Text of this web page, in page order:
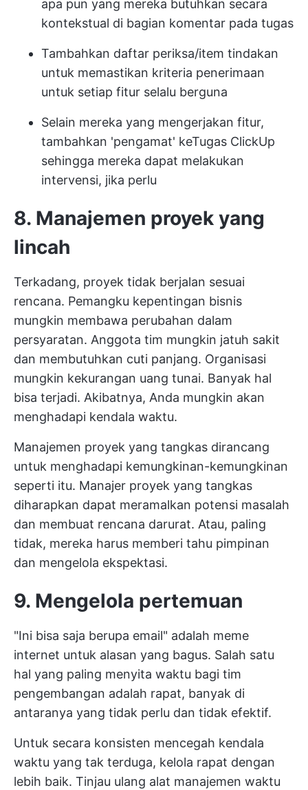
apa pun yang mereka butuhkan secara
kontekstual di bagian komentar pada tugas
Tambahkan daftar periksa/item tindakan
untuk memastikan kriteria penerimaan
untuk setiap fitur selalu berguna
Selain mereka yang mengerjakan fitur,
tambahkan 'pengamat' keTugas ClickUp
sehingga mereka dapat melakukan
intervensi, jika perlu
8. Manajemen proyek yang
lincah
Terkadang, proyek tidak berjalan sesuai
rencana. Pemangku kepentingan bisnis
mungkin membawa perubahan dalam
persyaratan. Anggota tim mungkin jatuh sakit
dan membutuhkan cuti panjang. Organisasi
mungkin kekurangan uang tunai. Banyak hal
bisa terjadi. Akibatnya, Anda mungkin akan
menghadapi kendala waktu.
Manajemen proyek yang tangkas dirancang
untuk menghadapi kemungkinan-kemungkinan
seperti itu. Manajer proyek yang tangkas
diharapkan dapat meramalkan potensi masalah
dan membuat rencana darurat. Atau, paling
tidak, mereka harus memberi tahu pimpinan
dan mengelola ekspektasi.
9. Mengelola pertemuan
"Ini bisa saja berupa email" adalah meme
internet untuk alasan yang bagus. Salah satu
hal yang paling menyita waktu bagi tim
pengembangan adalah rapat, banyak di
antaranya yang tidak perlu dan tidak efektif.
Untuk secara konsisten mencegah kendala
waktu yang tak terduga, kelola rapat dengan
lebih baik. Tinjau ulang alat manajemen waktu